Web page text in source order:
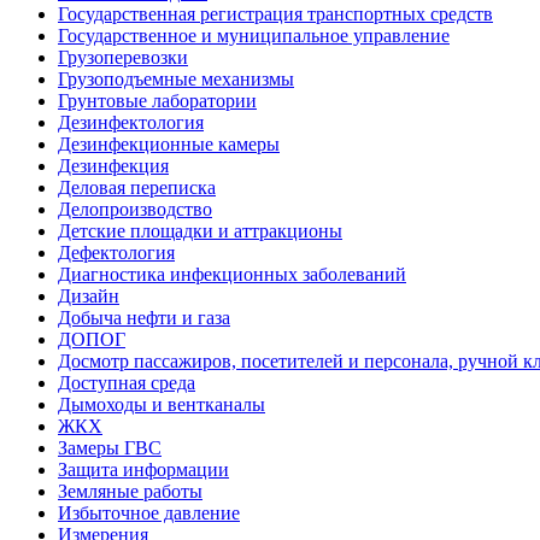
Государственная регистрация транспортных средств
Государственное и муниципальное управление
Грузоперевозки
Грузоподъемные механизмы
Грунтовые лаборатории
Дезинфектология
Дезинфекционные камеры
Дезинфекция
Деловая переписка
Делопроизводство
Детские площадки и аттракционы
Дефектология
Диагностика инфекционных заболеваний
Дизайн
Добыча нефти и газа
ДОПОГ
Досмотр пассажиров, посетителей и персонала, ручной
Доступная среда
Дымоходы и вентканалы
ЖКХ
Замеры ГВС
Защита информации
Земляные работы
Избыточное давление
Измерения